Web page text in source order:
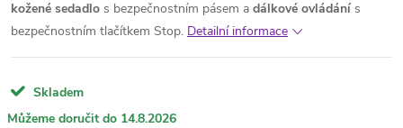
kožené sedadlo s bezpečnostním pásem a dálkové ovládání s
bezpečnostním tlačítkem Stop. Detailní informace
Skladem
14.8.2026